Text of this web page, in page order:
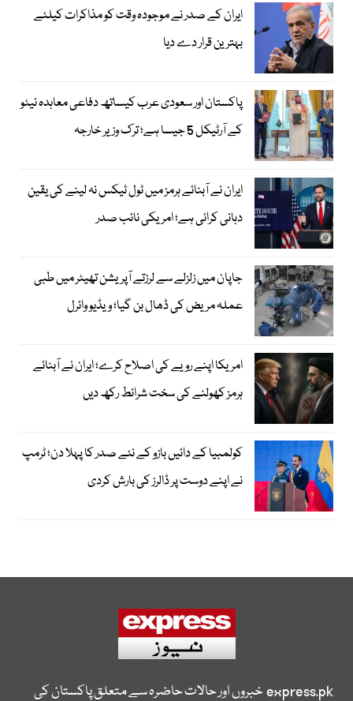
ایران کے صدر نے موجودہ وقت کو مذاکرات کیلئے
بہترین قرار دے دیا
پاکستان اور سعودی عرب کیساتھ دفاعی معاہدہ نیٹو
کے آرٹیکل 5 جیسا ہے؛ ترک وزیر خارجہ
ایران نے آبنائے ہرمز میں ٹول ٹیکس نہ لینے کی یقین
دہانی کرائی ہے؛ امریکی نائب صدر
جاپان میں زلزلے سے لرزتے آپریشن تھیٹر میں طبی
عملہ مریض کی ڈھال بن گیا؛ ویڈیو وائرل
امریکا اپنے رویے کی اصلاح کرے؛ ایران نے آبنائے
ہرمز کھولنے کی سخت شرائط رکھ دیں
کولمبیا کے دائیں بازو کے نئے صدر کا پہلا دن؛ ٹرمپ
نے اپنے دوست پر ڈالرز کی بارش کردی
express.pkخبروں اور حالات حاضرہ سے متعلق پاکستان کی